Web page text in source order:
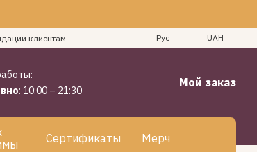
клиентам
Рус UAH
: 10:00 – 21:30
Мой заказ
Сертификаты Мерч